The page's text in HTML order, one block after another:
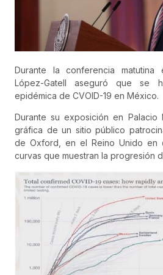
Durante la conferencia matutina
López-Gatell aseguró que se
epidémica de CVOID-19 en México.
Durante su exposición en Palacio
gráfica de un sitio público
de Oxford, en el Reino Unido en
curvas que muestran la progresión